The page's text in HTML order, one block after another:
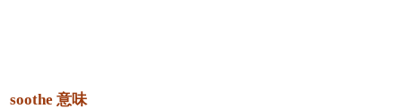
soothe 意味